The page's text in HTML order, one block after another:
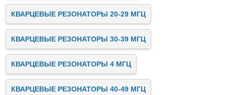
КВАРЦЕВЫЕ РЕЗОНАТОРЫ 20-29 МГЦ
КВАРЦЕВЫЕ РЕЗОНАТОРЫ 30-39 МГЦ
КВАРЦЕВЫЕ РЕЗОНАТОРЫ 4 МГЦ
КВАРЦЕВЫЕ РЕЗОНАТОРЫ 40-49 МГЦ